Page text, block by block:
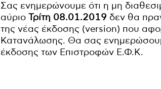
Σας ενημερώνουμε ότι η μη
αύριο
Τρίτη 08.01.2019 δεν θα
της νέας έκδοσης (version) που
Κατανάλωσης. Θα σας
έκδοσης των Επιστροφών Ε.Φ.Κ.